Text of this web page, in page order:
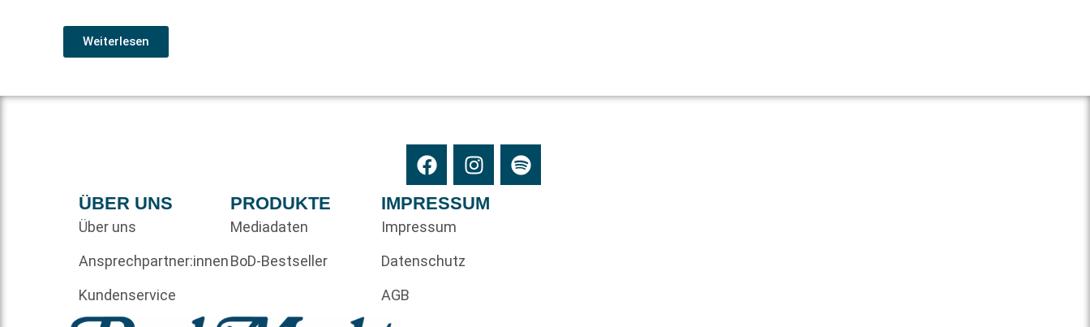
Weiterlesen
ÜBER UNS
Über uns
Ansprechpartner:innen
Kundenservice
PRODUKTE
Mediadaten
BoD-Bestseller
IMPRESSUM
Impressum
Datenschutz
AGB